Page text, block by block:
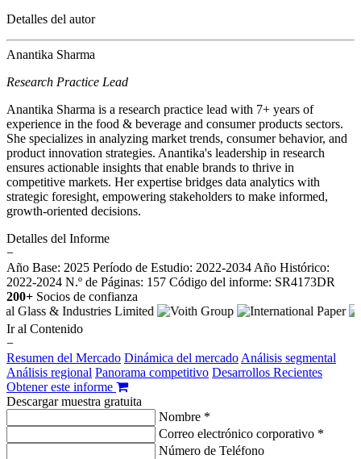
Detalles del autor
Anantika Sharma
Research Practice Lead
Anantika Sharma is a research practice lead with 7+ years of
experience in the food & beverage and consumer products sectors.
She specializes in analyzing market trends, consumer behavior, and
product innovation strategies. Anantika's leadership in research
ensures actionable insights that enable brands to thrive in
competitive markets. Her expertise bridges data analytics with
strategic foresight, empowering stakeholders to make informed,
growth-oriented decisions.
Detalles del Informe
−
Año Base: 2025 Período de Estudio: 2022-2034 Año Histórico:
2022-2024 N.º de Páginas: 157 Código del informe: SR4173DR
200+ Socios de confianza
Ir al Contenido
−
Resumen del Mercado Dinámica del mercado Análisis segmental
Análisis regional Panorama competitivo Desarrollos Recientes
Obtener este informe
Descargar muestra gratuita
Nombre *
Correo electrónico corporativo *
Número de Teléfono